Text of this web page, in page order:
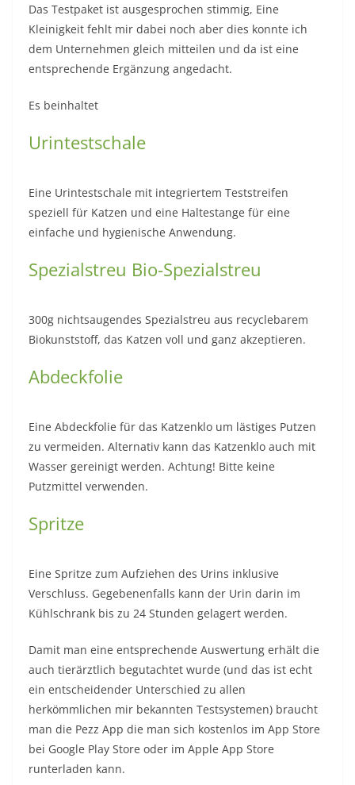
Das Testpaket ist ausgesprochen stimmig, Eine
Kleinigkeit fehlt mir dabei noch aber dies konnte ich
dem Unternehmen gleich mitteilen und da ist eine
entsprechende Ergänzung angedacht.
Es beinhaltet
Urintestschale
Eine Urintestschale mit integriertem Teststreifen
speziell für Katzen und eine Haltestange für eine
einfache und hygienische Anwendung.
Spezialstreu Bio-Spezialstreu
300g nichtsaugendes Spezialstreu aus recyclebarem
Biokunststoff, das Katzen voll und ganz akzeptieren.
Abdeckfolie
Eine Abdeckfolie für das Katzenklo um lästiges Putzen
zu vermeiden. Alternativ kann das Katzenklo auch mit
Wasser gereinigt werden. Achtung! Bitte keine
Putzmittel verwenden.
Spritze
Eine Spritze zum Aufziehen des Urins inklusive
Verschluss. Gegebenenfalls kann der Urin darin im
Kühlschrank bis zu 24 Stunden gelagert werden.
Damit man eine entsprechende Auswertung erhält die
auch tierärztlich begutachtet wurde (und das ist echt
ein entscheidender Unterschied zu allen
herkömmlichen mir bekannten Testsystemen) braucht
man die Pezz App die man sich kostenlos im App Store
bei Google Play Store oder im Apple App Store
runterladen kann.